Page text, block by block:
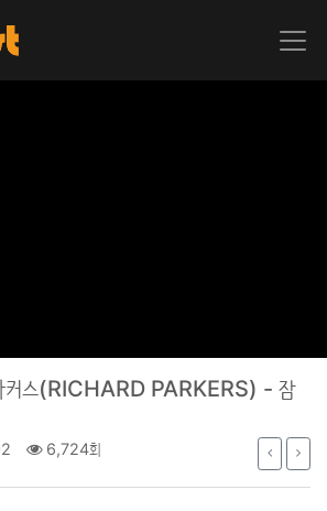
커스(RICHARD PARKERS) - 잠
6,724회